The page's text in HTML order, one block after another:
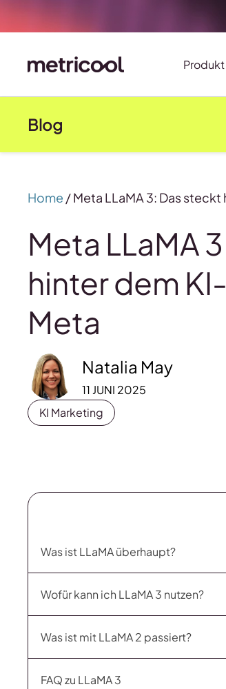
Produkt
Blog
Home /Meta LLaMA 3: Das
Meta LLaMA
hinter dem
Meta
Natalia May
11 JUNI 2025
KI Marketing
Was ist LLaMA überhaupt?
Wofür kann ich LLaMA 3 nutzen?
Was ist mit LLaMA 2 passiert?
FAQ zu LLaMA 3